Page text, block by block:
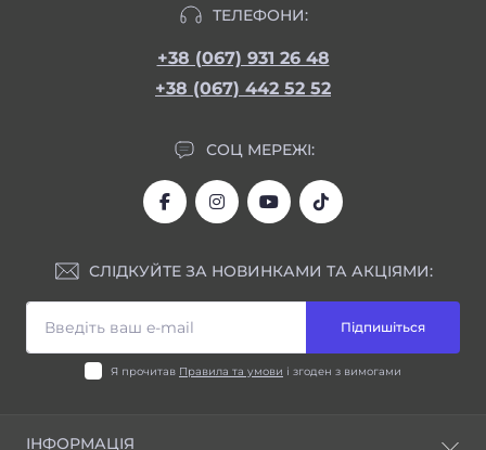
ТЕЛЕФОНИ:
+38 (067) 931 26 48
+38 (067) 442 52 52
СОЦ МЕРЕЖІ:
СЛІДКУЙТЕ ЗА НОВИНКАМИ ТА АКЦІЯМИ:
Підпишіться
Я прочитав Правила та умови і згоден з вимогами
ІНФОРМАЦІЯ